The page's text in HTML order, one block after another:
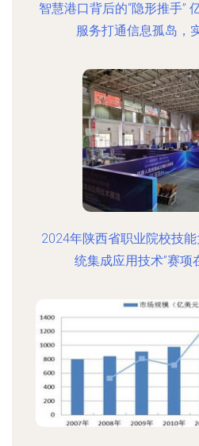
智慧港口背后的“隐形推手”
服务打通信息孤岛，
2024年陕西省职业院校技
统集成应用技术”赛项